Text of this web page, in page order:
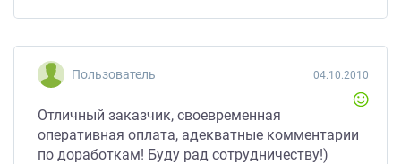
Пользователь 04.10.2010
Отличный заказчик, своевременная
оперативная оплата, адекватные комментарии
по доработкам! Буду рад сотрудничеству!)